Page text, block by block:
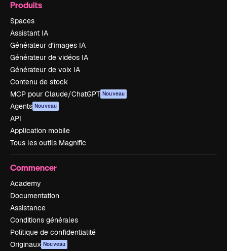
Produits
Spaces
Assistant IA
Générateur d’images IA
Générateur de vidéos IA
Générateur de voix IA
Contenu de stock
MCP pour Claude/ChatGPT Nouveau
Agents Nouveau
API
Application mobile
Tous les outils Magnific
Commencer
Academy
Documentation
Assistance
Conditions générales
Politique de confidentialité
Originaux Nouveau